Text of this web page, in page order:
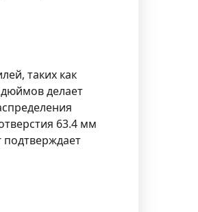
таких как
делает
63.4 мм
подтверждает